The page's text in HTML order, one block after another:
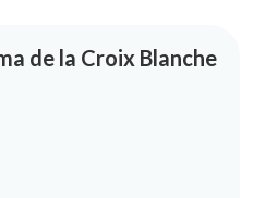
de la Croix Blanche